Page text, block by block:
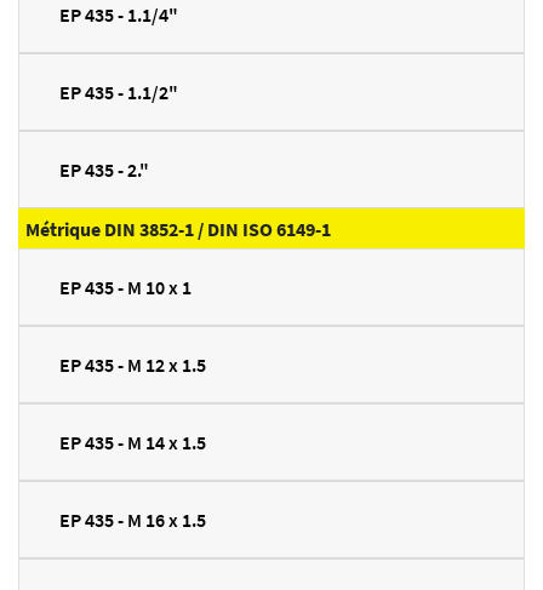
EP 435 - 1.1/4"
EP 435 - 1.1/2"
EP 435 - 2."
Métrique DIN 3852-1 / DIN ISO 6149-1
EP 435 - M 10 x 1
EP 435 - M 12 x 1.5
EP 435 - M 14 x 1.5
EP 435 - M 16 x 1.5